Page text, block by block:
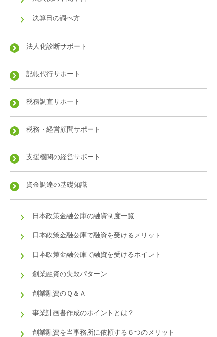
決算日の調べ方
法人化診断サポート
記帳代行サポート
税務調査サポート
税務・経営顧問サポート
支援機関の経営サポート
資金調達の基礎知識
日本政策金融公庫の融資制度一覧
日本政策金融公庫で融資を受けるメリット
日本政策金融公庫で融資を受けるポイント
創業融資の失敗パターン
創業融資のＱ＆Ａ
事業計画書作成のポイントとは？
創業融資を当事務所に依頼する６つのメリット